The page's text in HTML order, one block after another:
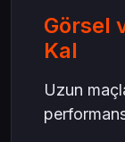
Görsel
Kal
Uzun